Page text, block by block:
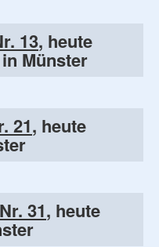
13, heute
Münster
21, heute
31, heute